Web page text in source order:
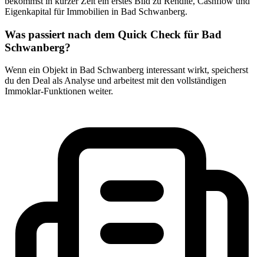
Eigenkapital für Immobilien in Bad Schwanberg.
Was passiert nach dem Quick Check für Bad
Schwanberg?
Wenn ein Objekt in Bad Schwanberg interessant wirkt, speicherst
du den Deal als Analyse und arbeitest mit den vollständigen
Immoklar-Funktionen weiter.